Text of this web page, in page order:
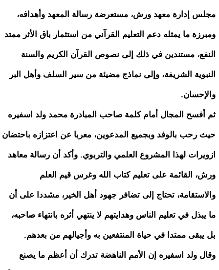
مجلس إدارة معهد ورش، مستعرضة رسالة المعهد وأهدافه،
ومبرزة ما يمثله دعم التعليم القرآني من استثمار باق الأثر ممتد
النفع، مستندين في ذلك إلى نصوص القرآن الكريم والسنة
النبوية الشريفة، وإلى نماذج مضيئة من سير السلف وأهل البر
والإحسان.
ثم أفسح المجال أمام كلمة صاحب المبادرة محمد ولد اسفيره
حيث رحب بالوفد وبجميع المدعوين، معربا عن اعتزازه باحتضان
ازويرات لهذا المشروع العلمي والتربوي. وأكد أن رسالة معاهد
ورش، القائمة على تعليم كتاب الله وغرس قيم العلم
والاستقامة، تحتاج إلى تضافر جهود أهل الخير، مشددا على أن
ما يبذل في تعليم الناس وهدايتهم لا ينتهي أثره بانتهاء صاحبه،
بل يبقى ممتدا في حياة المنتفعين به وأجيالهم من بعدهم.
وقال ولد اسفيره إن الأمم الناهضة تدرك أن أعظم ما يصنع